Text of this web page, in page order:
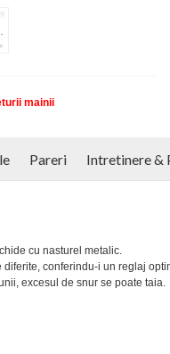
mainii
Pareri Intretinere &
cu nasturel metalic.
conferindu-i un reglaj
excesul de snur se poate taia.